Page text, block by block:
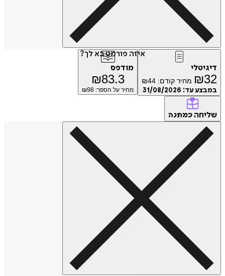
איזה פורמט בא לך?
דיגיטלי
₪32 מחיר קודם: ₪44
במבצע עד: 31/08/2026
מודפס
₪83.3
מחיר על הספר: ₪ 98
שליחה כמתנה